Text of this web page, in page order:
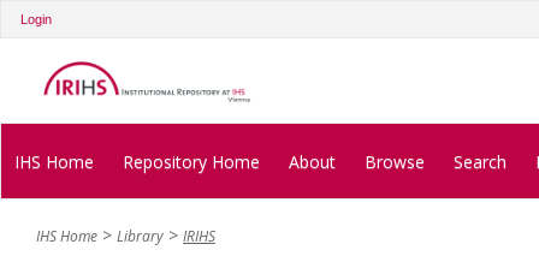
Login
IHS Home Repository Home About Browse Search
IHS Home Library IRIHS